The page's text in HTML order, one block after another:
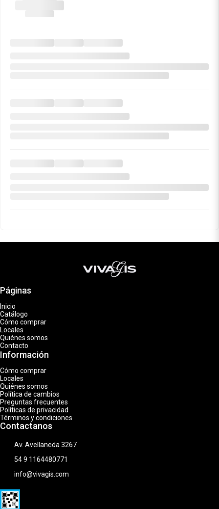
Páginas
Inicio
Catálogo
Cómo comprar
Locales
Quiénes somos
Contacto
Información
Cómo comprar
Locales
Quiénes somos
Política de cambios
Preguntas frecuentes
Políticas de privacidad
Términos y condiciones
Contactanos
Av. Avellaneda 3267
54 9 1164480771
info@vivagis.com